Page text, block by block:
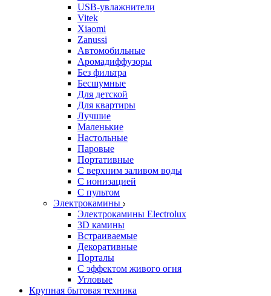
USB-увлажнители
Vitek
Xiaomi
Zanussi
Автомобильные
Аромадиффузоры
Без фильтра
Бесшумные
Для детской
Для квартиры
Лучшие
Маленькие
Настольные
Паровые
Портативные
С верхним заливом воды
С ионизацией
С пультом
Электрокамины
Электрокамины Electrolux
3D камины
Встраиваемые
Декоративные
Порталы
С эффектом живого огня
Угловые
Крупная бытовая техника